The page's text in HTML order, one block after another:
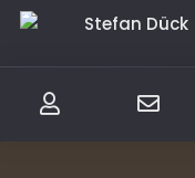
Stefan Dück